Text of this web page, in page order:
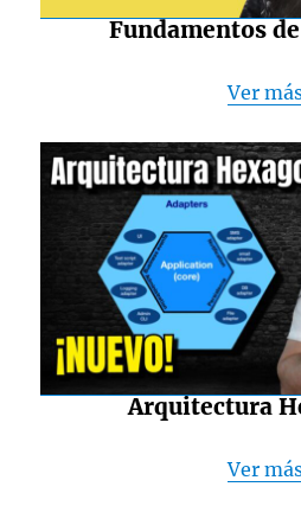
Fundamentos
Ver
Arquitectura
Ver